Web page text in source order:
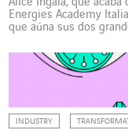
Energies Academy
que aúna sus dos
32 años, para el
Academy Back Office […]
INDUSTRY